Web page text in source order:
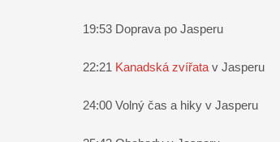
19:53 Doprava po Jasperu
22:21 Kanadská zvířata v Jasperu
24:00 Volný čas a hiky v Jasperu